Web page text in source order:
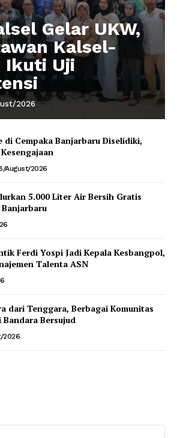
Gelar UKW,
Kalsel-
Ikuti Uji
2026
di Cempaka Banjarbaru Diselidiki,
August/2026
5.000 Liter Air Bersih Gratis
Ferdi Yospi Jadi Kepala Kesbangpol,
Talenta ASN
dari Tenggara, Berbagai Komunitas
Bandara Bersujud
2026